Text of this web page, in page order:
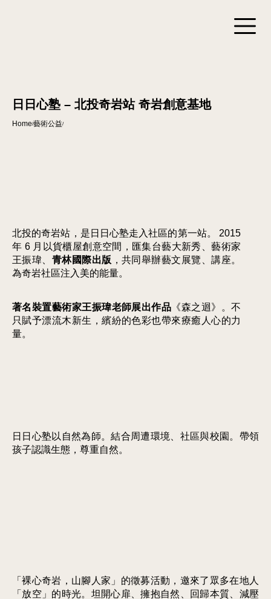
日日心塾 – 北投奇岩站 奇岩創意基地
Home/藝術公益/
北投的奇岩站，是日日心塾走入社區的第一站。 2015
年 6 月以貨櫃屋創意空間，匯集台藝大新秀、藝術家
王振瑋、 青林國際出版 ，共同舉辦藝文展覽、講座。
為奇岩社區注入美的能量。
著名裝置藝術家王振瑋老師展出作品 《森之迴》。不
只賦予漂流木新生，繽紛的色彩也帶來療癒人心的力
量。
日日心塾以自然為師。結合周遭環境、社區與校園。帶領
孩子認識生態，尊重自然。
「裸心奇岩，山腳人家」的徵募活動，邀來了眾多在地人
「放空」的時光。坦開心扉、擁抱自然、回歸本質、減壓